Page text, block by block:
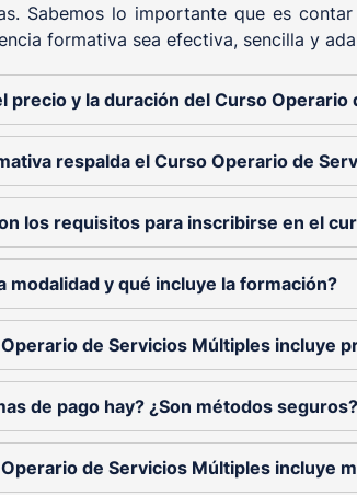
Sabemos lo importante que es
formativa sea efectiva, sencilla y
precio y la duración del Curso
respalda el Curso Operario de
los requisitos para inscribirse en el
modalidad y qué incluye la formación?
de Servicios Múltiples incluye
de pago hay? ¿Son métodos seguros?
de Servicios Múltiples incluye